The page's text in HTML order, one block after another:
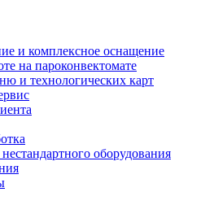
и комплексное оснащение
на пароконвектомате
и технологических карт
оборудования